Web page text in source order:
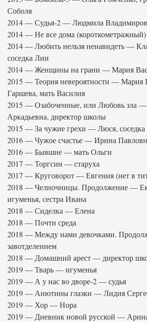
Соболя
2014 — Судья-2 — Людмила
2014 — Не все дома (короткометражный)
2014 — Любить нельзя ненавидеть —
соседка Лии
2014 — Женщины на грани — Мария
2015 — Теория невероятности — Мария
Гаршева, мать Василия
2015 — Озабоченные, или Любовь зла —
Аркадьевна, директор школы
2015 — За чужие грехи — Люся,
2016 — Чужое счастье — Ирина
2016 — Бывшие — мать Ольги
2017 — Торгсин — старуха
2017 — Круговорот — Евгения (нет в
2018 — Челночницы. Продолжение —
игуменья, сестра Ивана
2018 — Сиделка — Елена
2018 — Почти среда
2018 — Между нами девочками.
завотделением
2018 — Домашний арест — директор
2019 — Тварь — игуменья
2019 — А у нас во дворе-2 — судья
2019 — Анютины глазки — Лидия
2019 — Хор — Нора
2019 — Дневник новой русской —